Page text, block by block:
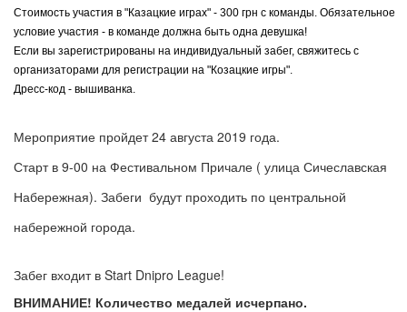
Стоимость участия в "Казацкие играх" - 300 грн с команды. Обязательное
условие участия - в команде должна быть одна девушка!
Если вы зарегистрированы на индивидуальный забег, свяжитесь с
организаторами для регистрации на "Козацкие игры".
Дресс-код - вышиванка.
Мероприятие пройдет 24 августа 2019 года.
Старт в 9-00 на Фестивальном Причале ( улица Сичеславская
Набережная). Забеги будут проходить по центральной
набережной города.
Забег входит в Start Dnipro League!
ВНИМАНИЕ! Количество медалей исчерпано.